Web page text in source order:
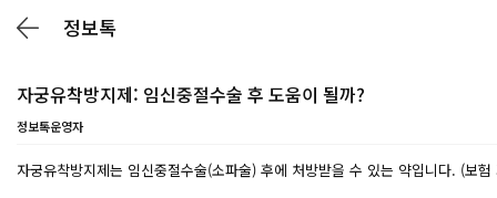
정보톡
자궁유착방지제: 임신중절수술 후 도움이 될까?
정보톡운영자
자궁유착방지제는 임신중절수술(소파술) 후에 처방받을 수 있는 약입니다. (보험